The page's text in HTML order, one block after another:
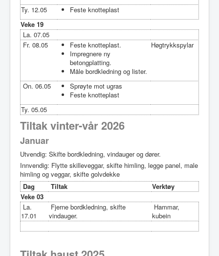
Ty. 12.05
Feste knotteplast
Veke 19
La. 07.05
Fr. 08.05
Feste knotteplast.
Impregnere ny
betongplatting.
Måle bordkledning og lister.
Høgtrykkspylar
On. 06.05
Sprøyte mot ugras
Feste knotteplast
Ty. 05.05
Tiltak vinter-vår 2026
Januar
Utvendig: Skifte bordkledning, vindauger og dører.
Innvendig: Flytte skilleveggar, skifte himling, legge panel, male
himling og veggar, skifte golvdekke
Dag
Tiltak
Verktøy
Veke 03
La.
17.01
Fjerne bordkledning, skifte
vindauger.
Hammar,
kubein